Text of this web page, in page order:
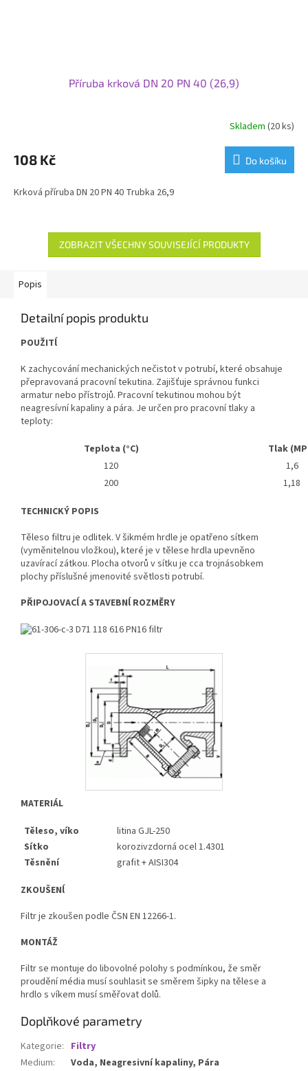
Příruba krková DN 20 PN 40 (26,9)
Skladem (20 ks)
108 Kč Do košíku
Krková příruba DN 20 PN 40 Trubka 26,9
ZOBRAZIT VŠECHNY SOUVISEJÍCÍ PRODUKTY
Popis
Detailní popis produktu
POUŽITĺ
K zachycování mechanických nečistot v potrubí, které obsahuje
přepravovaná pracovní tekutina. Zajišťuje správnou funkci
armatur nebo přístrojů. Pracovní tekutinou mohou být
neagresívní kapaliny a pára. Je určen pro pracovní tlaky a
teploty:
Teplota (°C)
Tlak
120
1,6
200
1,18
TECHNICKÝ POPIS
Těleso filtru je odlitek. V šikmém hrdle je opatřeno sítkem
(vyměnitelnou vložkou), které je v tělese hrdla upevněno
uzavírací zátkou. Plocha otvorů v sítku je cca trojnásobkem
plochy příslušné jmenovité světlosti potrubí.
PŘIPOJOVACĺ A STAVEBNĺ ROZMĚRY
MATERIÁL
Těleso, víko
litina GJL-250
Sítko
korozivzdorná ocel 1.4301
Těsnění
grafit + AISI304
ZKOUŠENĺ
Filtr je zkoušen podle ČSN EN 12266-1.
MONTÁŽ
Filtr se montuje do libovolné polohy s podmínkou, že směr
proudění média musí souhlasit se směrem šipky na tělese a
hrdlo s víkem musí směřovat dolů.
Doplňkové parametry
Kategorie: Filtry
Medium: Voda, Neagresivní kapaliny, Pára